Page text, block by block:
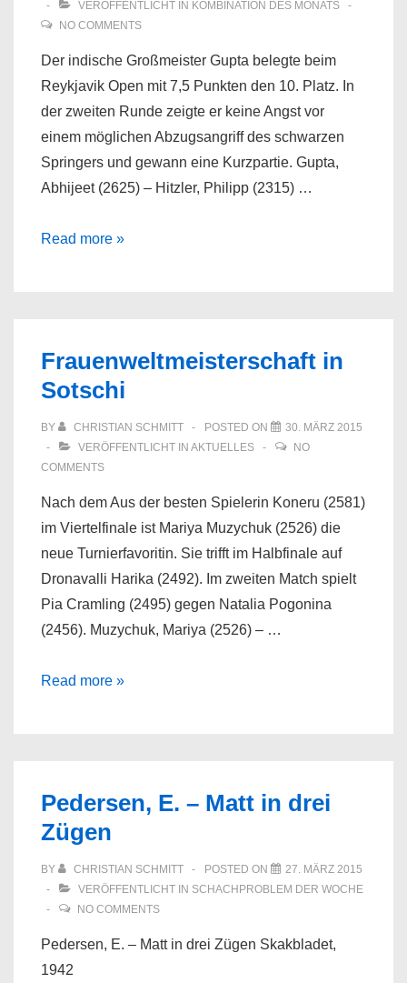
VERÖFFENTLICHT IN KOMBINATION DES MONATS
NO COMMENTS
Der indische Großmeister Gupta belegte beim
Reykjavik Open mit 7,5 Punkten den 10. Platz. In
der zweiten Runde zeigte er keine Angst vor
einem möglichen Abzugsangriff des schwarzen
Springers und gewann eine Kurzpartie. Gupta,
Abhijeet (2625) – Hitzler, Philipp (2315) …
Gupta,
Philipp
(2315)
Reykjavik
Open
Read more »
Frauenweltmeisterschaft in
Sotschi
BY CHRISTIAN SCHMITT POSTED ON
30. MÄRZ 2015
VERÖFFENTLICHT IN AKTUELLES
NO
COMMENTS
Nach dem Aus der besten Spielerin Koneru (2581)
im Viertelfinale ist Mariya Muzychuk (2526) die
neue Turnierfavoritin. Sie trifft im Halbfinale auf
Dronavalli Harika (2492). Im zweiten Match spielt
Pia Cramling (2495) gegen Natalia Pogonina
(2456). Muzychuk, Mariya (2526) – …
Frauenweltmeisterschaft
Read more »
Pedersen, E. – Matt in drei
Zügen
BY CHRISTIAN SCHMITT POSTED ON
27. MÄRZ 2015
VERÖFFENTLICHT IN SCHACHPROBLEM DER WOCHE
NO COMMENTS
Pedersen, E. – Matt in drei Zügen Skakbladet,
1942